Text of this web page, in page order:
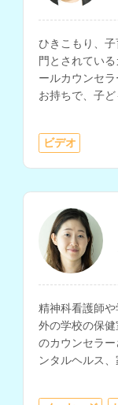
ひきこもり、
門とされてい
ールカウンセ
お持ちで、⼦ど
ビデオ
精神科看護師
外の学校の保
のカウンセラ
ンタルヘルス
れており、異